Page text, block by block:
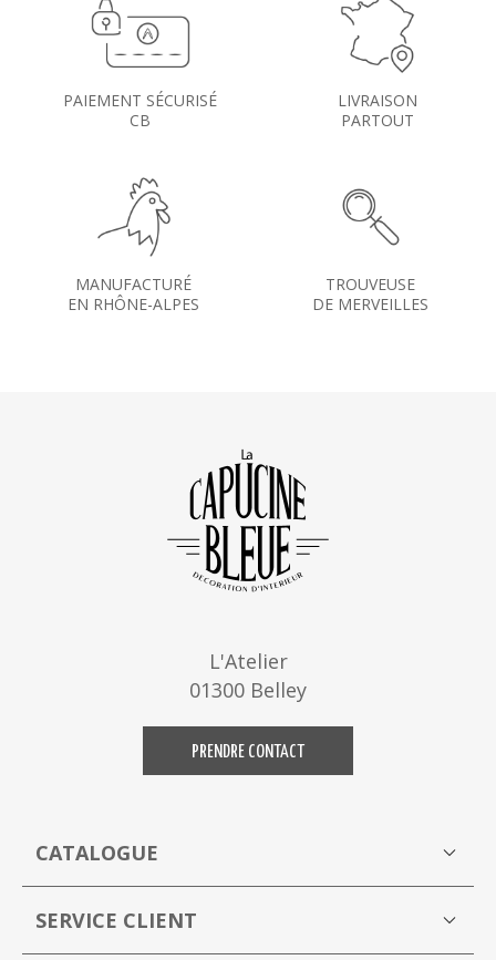
PAIEMENT SÉCURISÉ
CB
LIVRAISON
PARTOUT
MANUFACTURÉ
EN RHÔNE-ALPES
TROUVEUSE
DE MERVEILLES
CATALOGUE
Boutique
SERVICE CLIENT
L'Atelier
01300 Belley
PRENDRE CONTACT